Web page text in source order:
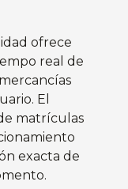
ofrece
real de
El
matrículas
exacta de